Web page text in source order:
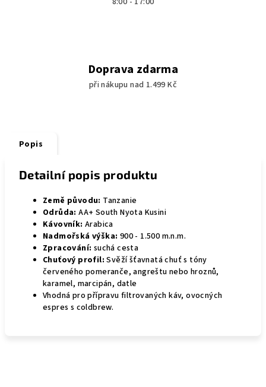
Doprava zdarma
při nákupu nad 1.499 Kč
Popis
Detailní popis produktu
Země původu: Tanzanie
Odrůda:AA+ South Nyota Kusini
Kávovník: Arabica
Nadmořská výška: 900 - 1.500 m.n.m.
Zpracování: suchá cesta
Chuťový profil: Svěží šťavnatá chuť s tóny
červeného pomeranče, angreštu nebo hroznů,
karamel, marcipán, datle
Vhodná pro přípravu filtrovaných káv, ovocných
espres s coldbrew.